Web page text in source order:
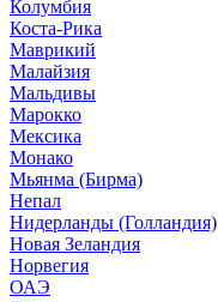
Колумбия
Коста-Рика
Маврикий
Малайзия
Мальдивы
Марокко
Мексика
Монако
Мьянма (Бирма)
Непал
Нидерланды (Голландия)
Новая Зеландия
Норвегия
ОАЭ